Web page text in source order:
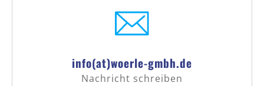
info(at)woerle-gmbh.de
Nachricht schreiben